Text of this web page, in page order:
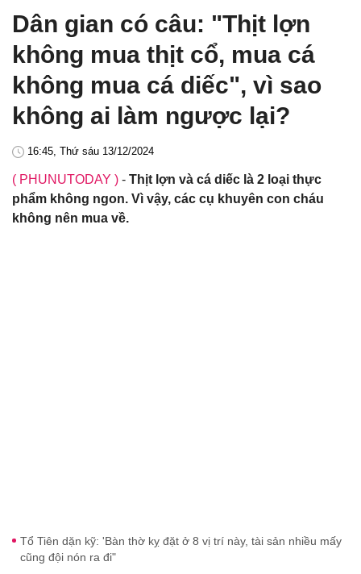
Dân gian có câu: "Thịt lợn
không mua thịt cổ, mua cá
không mua cá diếc", vì sao
không ai làm ngược lại?
16:45, Thứ sáu 13/12/2024
( PHUNUTODAY ) - Thịt lợn và cá diếc là 2 loại thực
phẩm không ngon. Vì vậy, các cụ khuyên con cháu
không nên mua về.
Tổ Tiên dặn kỹ: 'Bàn thờ kỵ đặt ở 8 vị trí này, tài sản nhiều mấy
cũng đội nón ra đi"